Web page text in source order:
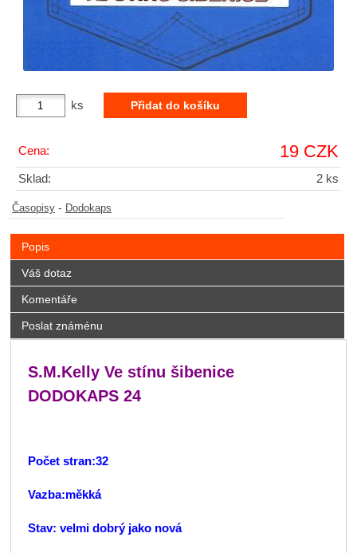
ks
Cena: 19 CZK
Sklad: 2 ks
Časopisy - Dodokaps
Popis
Váš dotaz
Komentáře
Poslat známénu
S.M.Kelly Ve stínu šibenice
DODOKAPS 24
Počet stran:32
Vazba:měkká
Stav: velmi dobrý jako nová